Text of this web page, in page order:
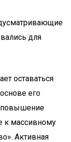
для
оставаться
его
повышение
к массивному
Активная